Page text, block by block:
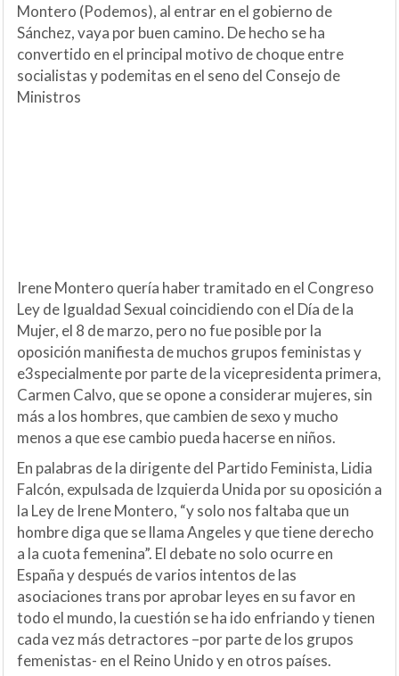
Montero (Podemos), al entrar en el gobierno de
Sánchez, vaya por buen camino. De hecho se ha
convertido en el principal motivo de choque entre
socialistas y podemitas en el seno del Consejo de
Ministros
Irene Montero quería haber tramitado en el Congreso
Ley de Igualdad Sexual coincidiendo con el Día de la
Mujer, el 8 de marzo, pero no fue posible por la
oposición manifiesta de muchos grupos feministas y
e3specialmente por parte de la vicepresidenta primera,
Carmen Calvo, que se opone a considerar mujeres, sin
más a los hombres, que cambien de sexo y mucho
menos a que ese cambio pueda hacerse en niños.
En palabras de la dirigente del Partido Feminista, Lidia
Falcón, expulsada de Izquierda Unida por su oposición a
la Ley de Irene Montero, “y solo nos faltaba que un
hombre diga que se llama Angeles y que tiene derecho
a la cuota femenina”. El debate no solo ocurre en
España y después de varios intentos de las
asociaciones trans por aprobar leyes en su favor en
todo el mundo, la cuestión se ha ido enfriando y tienen
cada vez más detractores –por parte de los grupos
femenistas- en el Reino Unido y en otros países.